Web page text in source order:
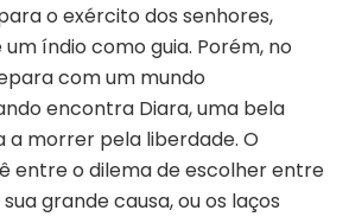
o exército dos senhores,
índio como guia. Porém, no
com um mundo
encontra Diara, uma bela
a morrer pela liberdade. O
entre o dilema de escolher entre
grande causa, ou os laços